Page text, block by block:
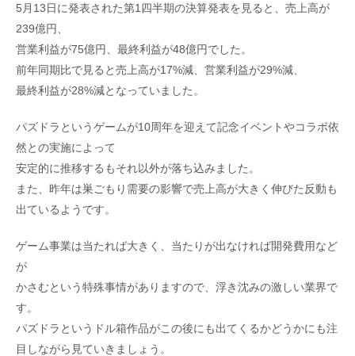
5月13日に発表された第1四半期の決算発表を見ると、売上高が
239億円、
営業利益が75億円、最終利益が48億円でした。
前年同期比で見ると売上高が17%減、営業利益が29%減、
最終利益が28%減となっていました。
パズドラというゲームが10周年を迎えて記念イベントやコラボ依
然との実施によって
安定的に推移するもそれ以外が落ち込みました。
また、昨年は巣ごもり需要の影響で売上高が大きく伸びた反動も
出ているようです。
ゲーム事業は当たれば大きく、当たりが出なければ開発費用など
が
かさむという特殊事情がありますので、浮き沈みの激しい業界で
す。
パズドラというドル箱作品がこの後にも出てくるかどうかにも注
目しながら見ていきましょう。